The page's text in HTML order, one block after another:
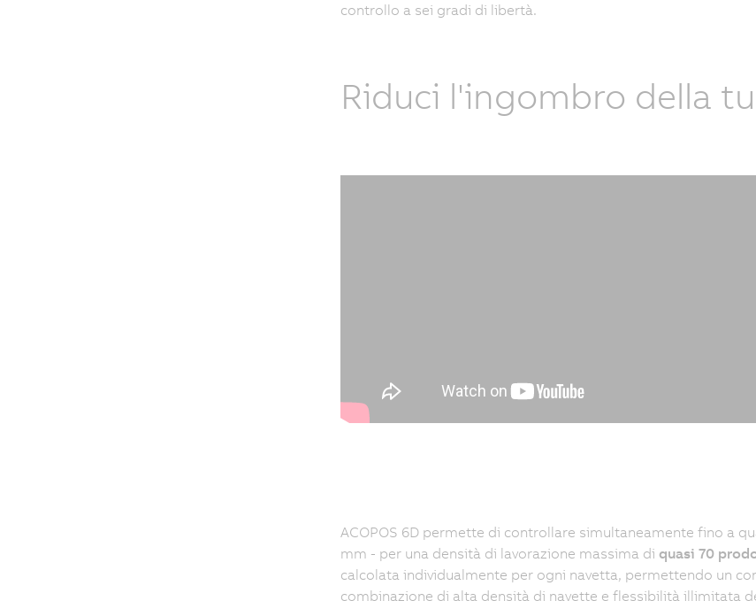
controllo a sei gradi di libertà.
Riduci l'ingombro della
ACOPOS 6D permette di controllare simultaneamente fino a
mm - per una densità di lavorazione massima di quasi 70
calcolata individualmente per ogni navetta, permettendo un
combinazione di alta densità di navette e flessibilità illimitata